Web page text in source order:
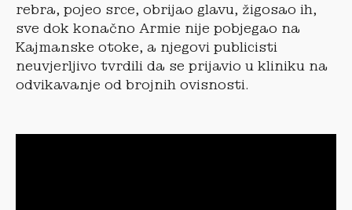
rebra, pojeo srce, obrijao glavu, žigosao ih,
sve dok konačno Armie nije pobjegao na
Kajmanske otoke, a njegovi publicisti
neuvjerljivo tvrdili da se prijavio u kliniku na
odvikavanje od brojnih ovisnosti.